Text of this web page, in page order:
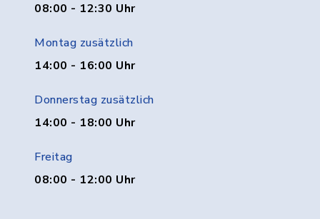
08:00 - 12:30 Uhr
Montag zusätzlich
14:00 - 16:00 Uhr
Donnerstag zusätzlich
14:00 - 18:00 Uhr
Freitag
08:00 - 12:00 Uhr